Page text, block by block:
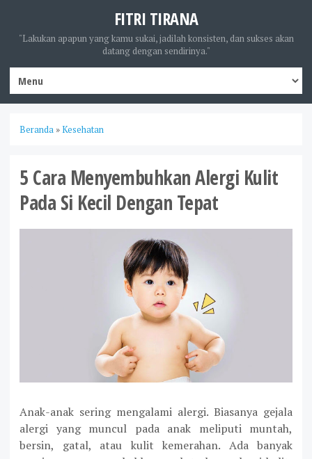
FITRI TIRANA
"Lakukan apapun yang kamu sukai, jadilah konsisten, dan sukses akan
datang dengan sendirinya."
Beranda »Kesehatan
5 Cara Menyembuhkan Alergi Kulit
Pada Si Kecil Dengan Tepat
Anak-anak sering mengalami alergi. Biasanya gejala
alergi yang muncul pada anak meliputi muntah,
bersin, gatal, atau kulit kemerahan. Ada banyak